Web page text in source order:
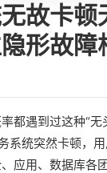
故卡顿
形故障
都遇到过这种“无
系统突然卡顿，
应用、数据库各